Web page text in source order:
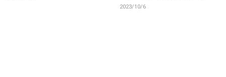
写も公開！
2023/10/6